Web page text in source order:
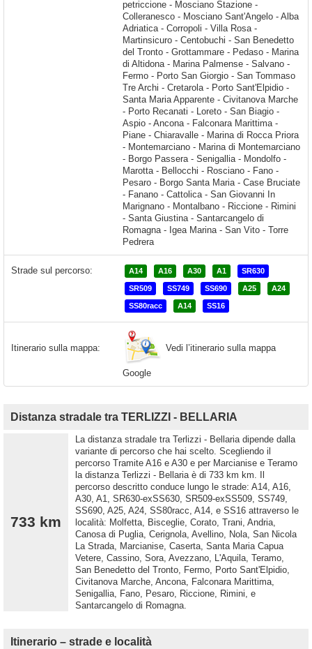
Strade sul percorso: A14 A16 A30 A1 SR630
SR509 SS749 SS690 A25 A24
SS80racc A14 SS16
Itinerario sulla mappa: Vedi l’itinerario sulla mappa
Google
Distanza stradale tra TERLIZZI - BELLARIA
733 km
La distanza stradale tra Terlizzi - Bellaria dipende dalla
variante di percorso che hai scelto. Scegliendo il
percorso Tramite A16 e A30 e per Marcianise e Teramo
la distanza Terlizzi - Bellaria è di 733 km km. Il
percorso descritto conduce lungo le strade: A14, A16,
A30, A1, SR630-exSS630, SR509-exSS509, SS749,
SS690, A25, A24, SS80racc, A14, e SS16 attraverso le
località: Molfetta, Bisceglie, Corato, Trani, Andria,
Canosa di Puglia, Cerignola, Avellino, Nola, San Nicola
La Strada, Marcianise, Caserta, Santa Maria Capua
Vetere, Cassino, Sora, Avezzano, L'Aquila, Teramo,
San Benedetto del Tronto, Fermo, Porto Sant'Elpidio,
Civitanova Marche, Ancona, Falconara Marittima,
Senigallia, Fano, Pesaro, Riccione, Rimini, e
Santarcangelo di Romagna.
Itinerario – strade e località